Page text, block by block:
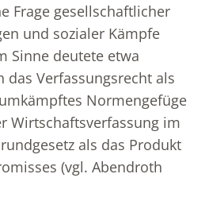
Frage gesellschaftlicher
und sozialer Kämpfe
Sinne deutete etwa
das Verfassungsrecht als
Normengefüge
Wirtschaftsverfassung im
als das Produkt
(vgl. Abendroth